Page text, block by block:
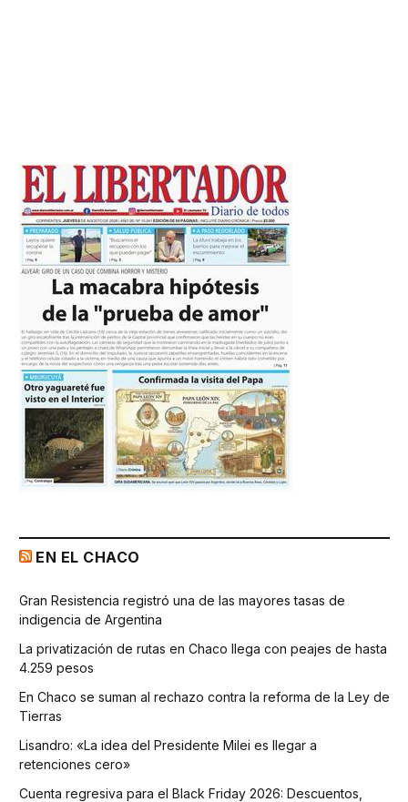
EN EL CHACO
Gran Resistencia registró una de las mayores tasas de
indigencia de Argentina
La privatización de rutas en Chaco llega con peajes de hasta
4.259 pesos
En Chaco se suman al rechazo contra la reforma de la Ley de
Tierras
Lisandro: «La idea del Presidente Milei es llegar a
retenciones cero»
Cuenta regresiva para el Black Friday 2026: Descuentos,